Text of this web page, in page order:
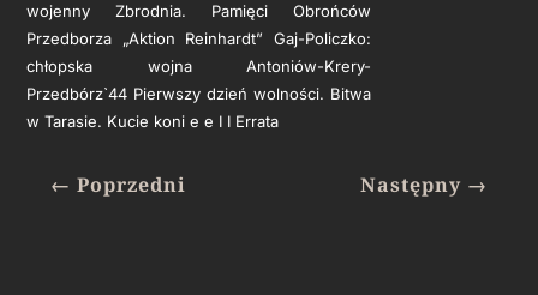
wojenny Zbrodnia. Pamięci Obrońców
Przedborza „Aktion Reinhardt” Gaj-Policzko:
chłopska wojna Antoniów-Krery-
Przedbórz`44 Pierwszy dzień wolności. Bitwa
w Tarasie. Kucie koni e e I I Errata
←Poprzedni Następny→